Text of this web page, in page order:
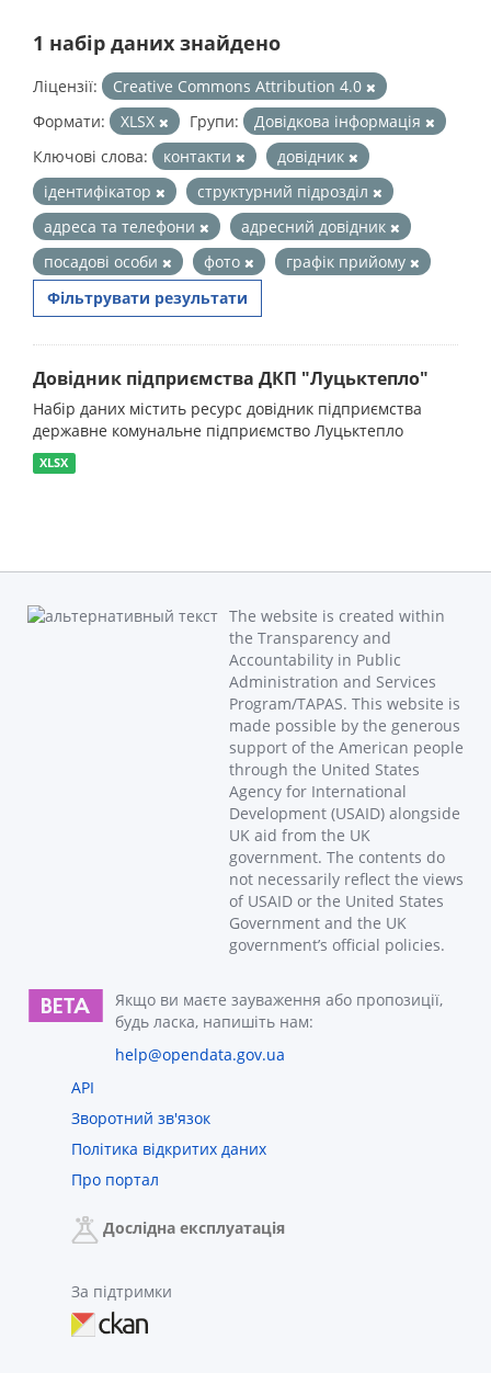
1 набір даних знайдено
Ліцензії:
Creative Commons Attribution 4.0
Формати:
XLSX Групи:
Довідкова інформація
Ключові слова:
контакти
довідник
ідентифікатор
структурний підрозділ
адреса та телефони
адресний довідник
посадові особи
фото
графік прийому
Фільтрувати результати
Довідник підприємства ДКП "Луцьктепло"
Набір даних містить ресурс довідник підприємства
державне комунальне підприємство Луцьктепло
XLSX
The website is created within
the Transparency and
Accountability in Public
Administration and Services
Program/TAPAS. This website is
made possible by the generous
support of the American people
through the United States
Agency for International
Development (USAID) alongside
UK aid from the UK
government. The contents do
not necessarily reflect the views
of USAID or the United States
Government and the UK
government’s official policies.
Якщо ви маєте зауваження або пропозиції,
будь ласка, напишіть нам:
help@opendata.gov.ua
API
Зворотний зв'язок
Політика відкритих даних
Про портал
Дослідна експлуатація
За підтримки